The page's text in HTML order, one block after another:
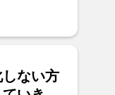
ない方